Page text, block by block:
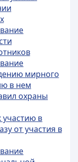
мирного
в нем
охраны
участию в
от участия в